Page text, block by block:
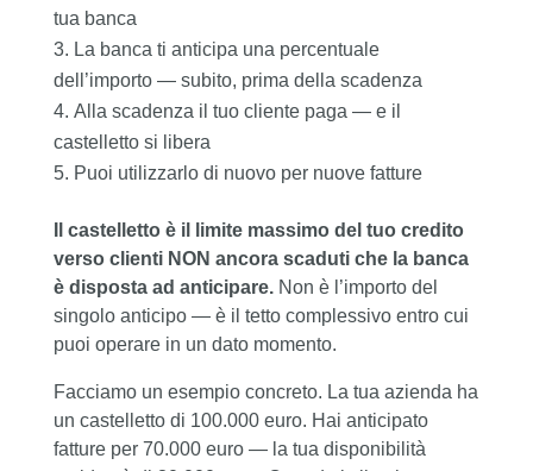
tua banca
La banca ti anticipa una percentuale
dell’importo — subito, prima della scadenza
Alla scadenza il tuo cliente paga — e il
castelletto si libera
Puoi utilizzarlo di nuovo per nuove fatture
Il castelletto è il limite massimo del tuo credito
verso clienti NON ancora scaduti che la banca
è disposta ad anticipare.Non è l’importo del
singolo anticipo — è il tetto complessivo entro cui
puoi operare in un dato momento.
Facciamo un esempio concreto. La tua azienda ha
un castelletto di 100.000 euro. Hai anticipato
fatture per 70.000 euro — la tua disponibilità